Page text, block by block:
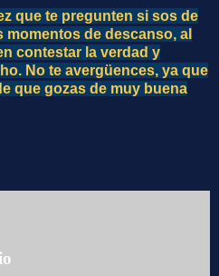
que te pregunten si sos de
de descanso, al
contestar la verdad y
No te avergüences, ya que
que gozas de muy buena